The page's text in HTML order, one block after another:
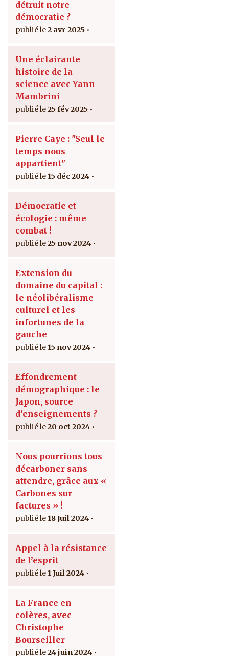
détruit notre
démocratie ?
2 avr 2025
Une éclairante
histoire de la
science avec Yann
Mambrini
25 fév 2025
Pierre Caye : "Seul le
temps nous
appartient"
15 déc 2024
Démocratie et
écologie : même
combat !
25 nov 2024
Extension du
domaine du capital :
le néolibéralisme
culturel et les
infortunes de la
gauche
15 nov 2024
Effondrement
démographique : le
Japon, source
d’enseignements ?
20 oct 2024
Nous pourrions tous
décarboner sans
attendre, grâce aux «
Carbones sur
factures » !
18 Juil 2024
Appel à la résistance
de l’esprit
1 Juil 2024
La France en
colères, avec
Christophe
Bourseiller
24 juin 2024